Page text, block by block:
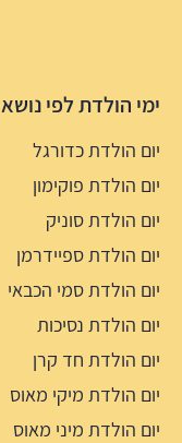
ימי הולדת לפי נושא
יום הולדת כדורגל
יום הולדת פוקימון
יום הולדת סוניק
יום הולדת ספיידרמן
יום הולדת סמי הכבאי
יום הולדת נסיכות
יום הולדת חד קרן
יום הולדת מיקי מאוס
יום הולדת מיני מאוס